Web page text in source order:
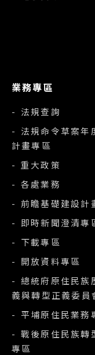
業務專區
- 法規查詢
- 法規命令草案年
計畫專區
- 重大政策
- 各處業務
- 前瞻基礎建設計
- 即時新聞澄清專
- 下載專區
- 開放資料專區
- 總統府原住民族
義與轉型正義委員
- 平埔原住民業務
- 戰後原住民族轉
專區